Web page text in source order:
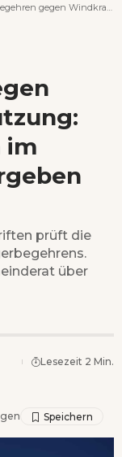
Unterstützung: 1.155 Unterschriften im Sulzer Rathaus übergeben
im
prüft die
über
Lesezeit 2 Min.